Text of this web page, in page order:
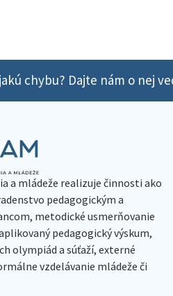
chybu? Dajte nám o nej
a mládeže realizuje činnosti ako
pedagogickým a
metodické usmerňovanie
pedagogický výskum,
olympiád a súťaží, externé
vzdelávanie mládeže či